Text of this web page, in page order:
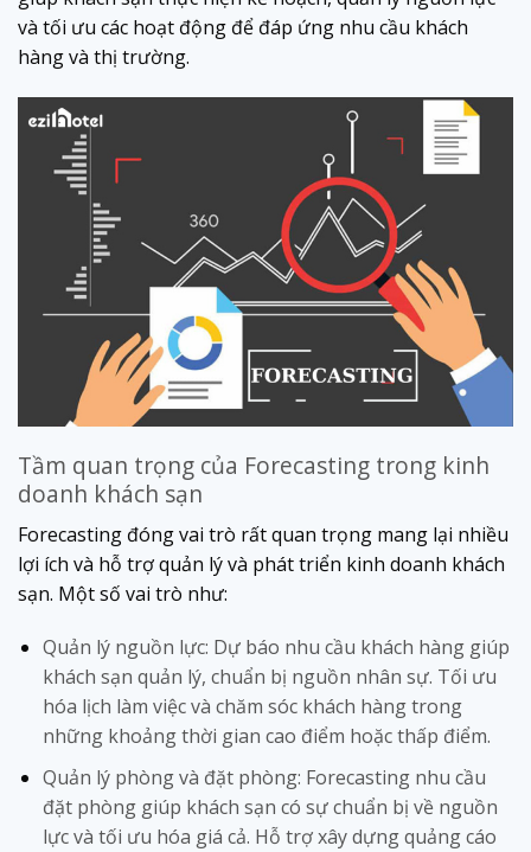
và tối ưu các hoạt động để đáp ứng nhu cầu khách
hàng và thị trường.
Tầm quan trọng của Forecasting trong kinh
doanh khách sạn
Forecasting đóng vai trò rất quan trọng mang lại nhiều
lợi ích và hỗ trợ quản lý và phát triển kinh doanh khách
sạn. Một số vai trò như:
Quản lý nguồn lực: Dự báo nhu cầu khách hàng giúp
khách sạn quản lý, chuẩn bị nguồn nhân sự. Tối ưu
hóa lịch làm việc và chăm sóc khách hàng trong
những khoảng thời gian cao điểm hoặc thấp điểm.
Quản lý phòng và đặt phòng: Forecasting nhu cầu
đặt phòng giúp khách sạn có sự chuẩn bị về nguồn
lực và tối ưu hóa giá cả. Hỗ trợ xây dựng quảng cáo